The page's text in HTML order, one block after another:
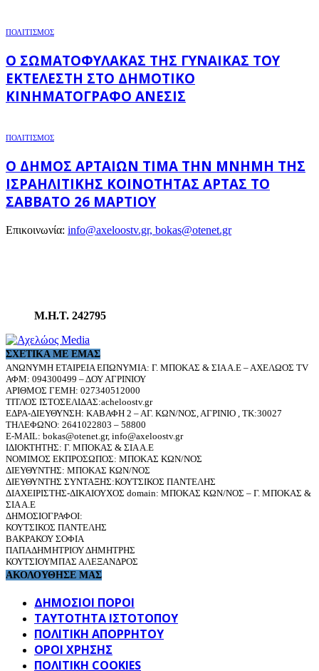
ΠΟΛΙΤΙΣΜΟΣ
Ο ΣΩΜΑΤΟΦΎΛΑΚΑΣ ΤΗΣ ΓΥΝΑΊΚΑΣ ΤΟΥ
ΕΚΤΕΛΕΣΤΉ ΣΤΟ ΔΗΜΟΤΙΚΌ
ΚΙΝΗΜΑΤΟΓΡΆΦΟ ΑΝΕΣΙΣ
ΠΟΛΙΤΙΣΜΟΣ
Ο ΔΉΜΟΣ ΑΡΤΑΊΩΝ ΤΙΜΆ ΤΗΝ ΜΝΉΜΗ ΤΗΣ
ΙΣΡΑΗΛΙΤΙΚΉΣ ΚΟΙΝΌΤΗΤΑΣ ΆΡΤΑΣ ΤΟ
ΣΆΒΒΑΤΟ 26 ΜΑΡΤΊΟΥ
Επικοινωνία: info@axeloostv.gr, bokas@otenet.gr
Μ.Η.Τ. 242795
ΣΧΕΤΙΚΆ ΜΕ ΕΜΆΣ
ΑΝΩΝΥΜΗ ΕΤΑΙΡΕΙΑ ΕΠΩΝΥΜΙΑ: Γ. ΜΠΟΚΑΣ & ΣΙΑ Α.Ε – ΑΧΕΛΩΟΣ TV
ΑΦΜ: 094300499 – ΔΟΥ ΑΓΡΙΝΙΟΥ
ΑΡΙΘΜΟΣ ΓΕΜΗ: 027340512000
ΤΙΤΛΟΣ ΙΣΤΟΣΕΛΙΔΑΣ:acheloostv.gr
ΕΔΡΑ-ΔΙΕΥΘΥΝΣΗ: ΚΑΒΑΦΗ 2 – ΑΓ. ΚΩΝ/ΝΟΣ, ΑΓΡΙΝΙΟ , ΤΚ:30027
ΤΗΛΕΦΩΝΟ: 2641022803 – 58800
E-MAIL: bokas@otenet.gr, info@axeloostv.gr
ΙΔΙΟΚΤΗΤΗΣ: Γ. ΜΠΟΚΑΣ & ΣΙΑ Α.Ε
ΝΟΜΙΜΟΣ ΕΚΠΡΟΣΩΠΟΣ: ΜΠΟΚΑΣ ΚΩΝ/ΝΟΣ
ΔΙΕΥΘΥΝΤΗΣ: ΜΠΟΚΑΣ ΚΩΝ/ΝΟΣ
ΔΙΕΥΘΥΝΤΗΣ ΣΥΝΤΑΞΗΣ:ΚΟΥΤΣΙΚΟΣ ΠΑΝΤΕΛΗΣ
ΔΙΑΧΕΙΡΙΣΤΗΣ-ΔΙΚΑΙΟΥΧΟΣ domain: ΜΠΟΚΑΣ ΚΩΝ/ΝΟΣ – Γ. ΜΠΟΚΑΣ &
ΣΙΑ Α.Ε
ΔΗΜΟΣΙΟΓΡΑΦΟΙ:
ΚΟΥΤΣΙΚΟΣ ΠΑΝΤΕΛΗΣ
ΒΑΚΡΑΚΟΥ ΣΟΦΙΑ
ΠΑΠΑΔΗΜΗΤΡΙΟΥ ΔΗΜΗΤΡΗΣ
ΚΟΥΤΣΙΟΥΜΠΑΣ ΑΛΕΞΑΝΔΡΟΣ
ΑΚΟΛΟΥΘΗΣΕ ΜΑΣ
ΔΗΜΟΣΙΟΙ ΠΟΡΟΙ
ΤΑΥΤΌΤΗΤΑ ΙΣΤΌΤΟΠΟΥ
ΠΟΛΙΤΙΚΉ ΑΠΟΡΡΉΤΟΥ
ΌΡΟΙ ΧΡΉΣΗΣ
ΠΟΛΙΤΙΚΗ COOKIES